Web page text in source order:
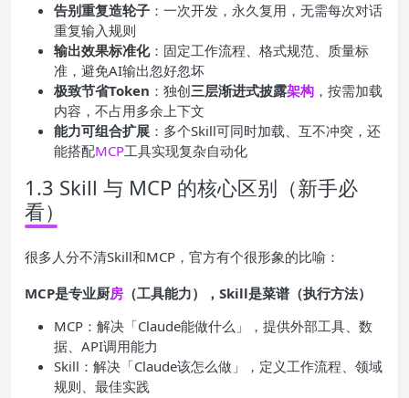
告别重复造轮子 ：一次开发，永久复用，无需每次对话
重复输入规则
输出效果标准化：固定工作流程、格式规范、质量标
准，避免AI输出忽好忽坏
极致节省Token ：独创三层渐进式披露架构 ，按需加载
内容，不占用多余上下文
能力可组合扩展 ：多个Skill可同时加载、互不冲突，还
能搭配MCP工具实现复杂自动化
1.3 Skill 与 MCP 的核心区别（新手必
看）
很多人分不清Skill和MCP，官方有个很形象的比喻：
MCP是专业厨房 （工具能力），Skill是菜谱（执行方法）
MCP：解决「Claude能做什么」，提供外部工具、数
据、API调用能力
Skill：解决「Claude该怎么做」，定义工作流程、领域
规则、最佳实践